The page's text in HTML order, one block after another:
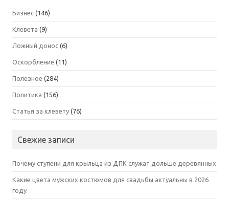
Бизнес (146)
Клевета (9)
Ложный донос (6)
Оскорбление (11)
Полезное (284)
Политика (156)
Статья за клевету (76)
Свежие записи
Почему ступени для крыльца из ДПК служат дольше деревянных
Какие цвета мужских костюмов для свадьбы актуальны в 2026
году